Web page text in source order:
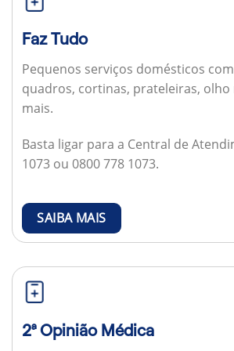
Faz Tudo
Pequenos serviços domésticos
quadros, cortinas, prateleiras,
mais.
Basta ligar para a Central de
1073 ou 0800 778 1073.
SAIBA MAIS
2ª Opinião Médica